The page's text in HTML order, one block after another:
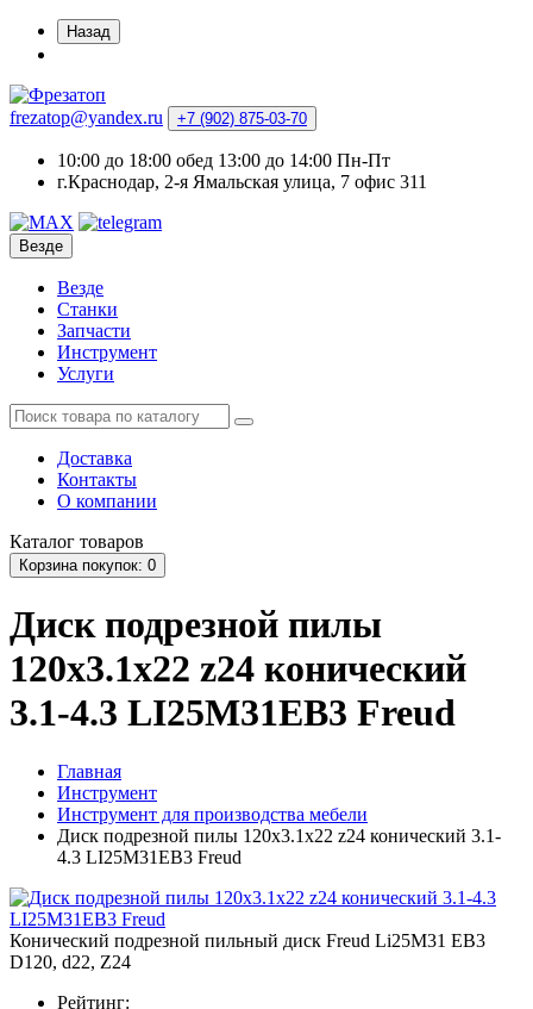
Назад
frezatop@yandex.ru +7 (902) 875-03-70
10:00 до 18:00 обед 13:00 до 14:00 Пн-Пт
г.Краснодар, 2-я Ямальская улица, 7 офис 311
Везде
Везде
Станки
Запчасти
Инструмент
Услуги
Доставка
Контакты
О компании
Каталог товаров
Корзинапокупок: 0
Диск подрезной пилы
120x3.1x22 z24 конический
3.1-4.3 LI25M31EB3 Freud
Главная
Инструмент
Инструмент для производства мебели
Диск подрезной пилы 120x3.1x22 z24 конический 3.1-
4.3 LI25M31EB3 Freud
Конический подрезной пильный диск Freud Li25M31 EB3
D120, d22, Z24
Рейтинг: